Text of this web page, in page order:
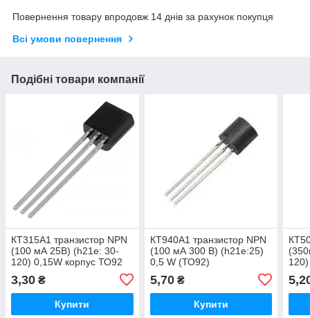
Повернення товару впродовж 14 днів за рахунок покупця
Всі умови повернення
Подібні товари компанії
КТ315А1 транзистор NPN
(100 мА 25В) (h21е: 30-
120) 0,15W корпус ТО92
3,30 ₴
Купити
КТ940А1 транзистор NPN
(100 мА 300 В) (h21е:25)
0,5 W (ТО92)
5,70₴
Купити